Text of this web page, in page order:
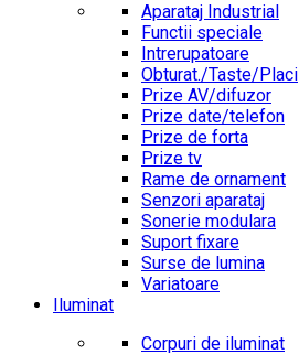
Aparataj Industrial
Functii speciale
Intrerupatoare
Obturat./Taste/Placi
Prize AV/difuzor
Prize date/telefon
Prize de forta
Prize tv
Rame de ornament
Senzori aparataj
Sonerie modulara
Suport fixare
Surse de lumina
Variatoare
Iluminat
Corpuri de iluminat